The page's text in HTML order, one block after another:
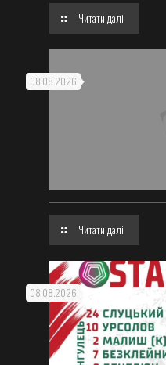
Читати далі
08.08.2026
Читати далі
08.08.2026